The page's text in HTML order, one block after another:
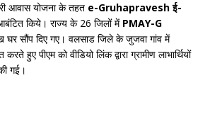
आवास योजना के तहत e-Gruhapravesh ई-
किये। राज्य के 26 जिलों मेंPMAY-G
घर सौंप दिए गए। वलसाड जिले के जुजवा गांव में
हुए पीएम को वीडियो लिंक द्वारा ग्रामीण लाभार्थियों
गई।